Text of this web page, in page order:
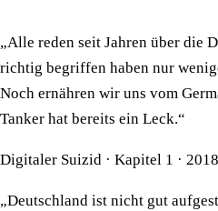
„Alle reden seit Jahren über die
richtig begriffen haben nur
Noch ernähren wir uns vom
Tanker hat bereits ein Leck.“
Digitaler Suizid · Kapitel 1 · 2018
„Deutschland ist nicht gut